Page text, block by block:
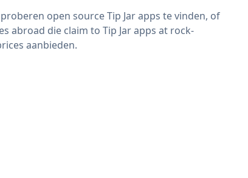
open source Tip Jar apps te vinden, of
abroad die claim to Tip Jar apps at rock-
aanbieden.